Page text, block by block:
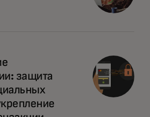
защита